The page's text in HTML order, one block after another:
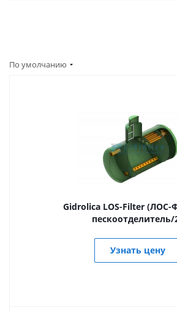
По умолчанию
Gidrolica LOS-Filter (ЛОС-
пескоотделитель/
Узнать цену